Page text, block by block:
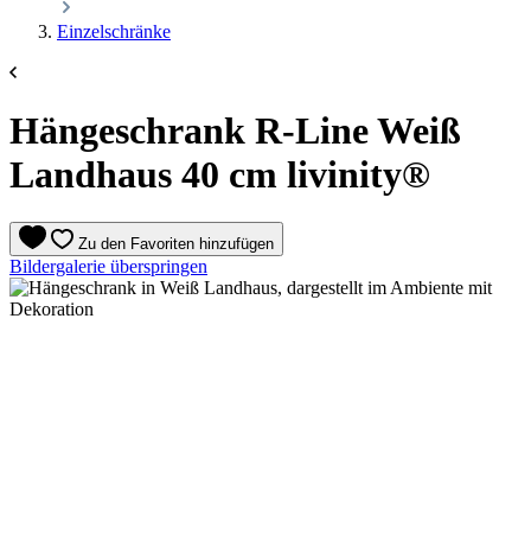
Einzelschränke
Hängeschrank R-Line Weiß
Landhaus 40 cm livinity®
Zu den Favoriten hinzufügen
Bildergalerie überspringen